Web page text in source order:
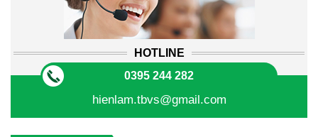
HOTLINE
0395 244 282
hienlam.tbvs@gmail.com